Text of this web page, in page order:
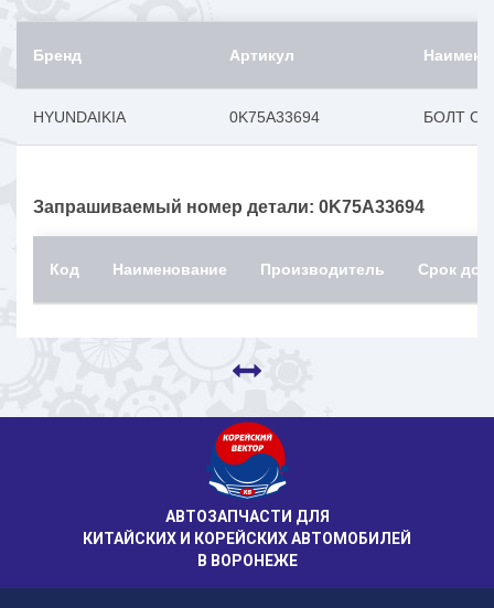
Бренд Артикул
HYUNDAIKIA 0K75A33694 БОЛТ С
Запрашиваемый номер детали: 0K75A33694
Код Наименование Производитель Срок
АВТОЗАПЧАСТИ ДЛЯ
КИТАЙСКИХ И КОРЕЙСКИХ АВТОМОБИЛЕЙ
В ВОРОНЕЖЕ